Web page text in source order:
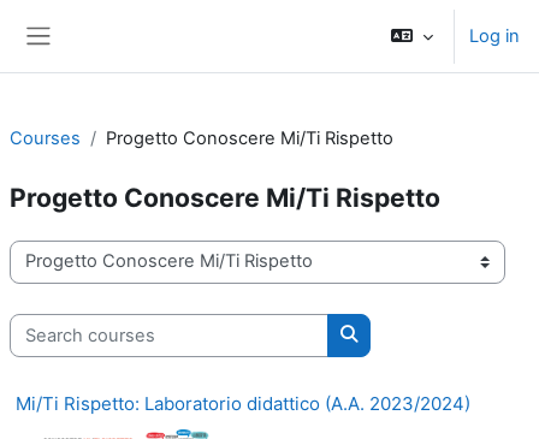
Log in
Courses Progetto Conoscere Mi/Ti Rispetto
Progetto Conoscere Mi/Ti Rispetto
Course categories
Search courses
Search courses
Mi/Ti Rispetto: Laboratorio didattico (A.A. 2023/2024)